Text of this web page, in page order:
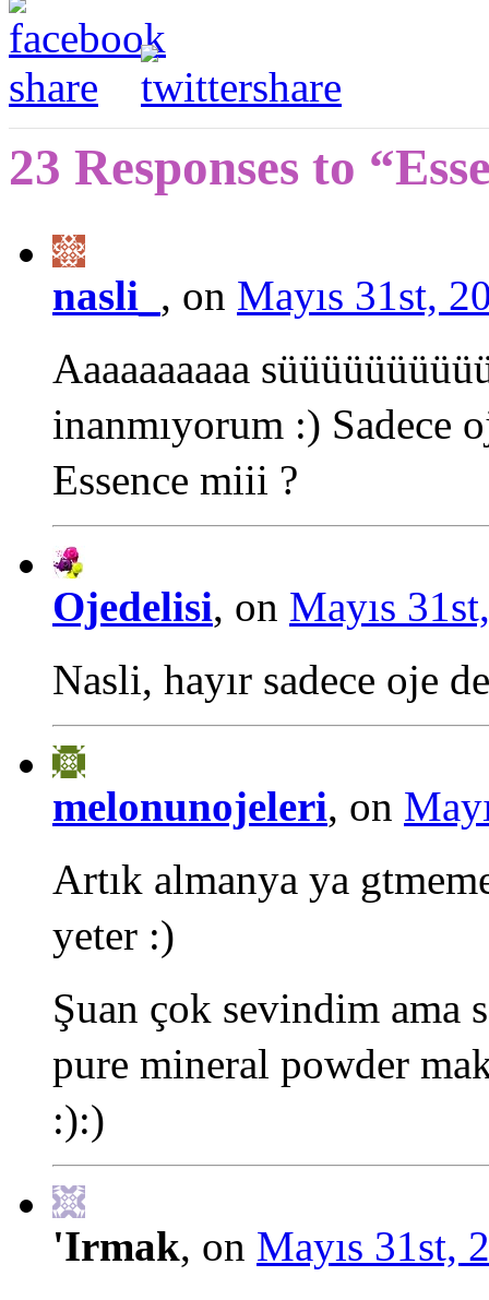
23 Responses to
nasli_ , on Mayıs 31st,
Aaaaaaaaaa
inanmıyorum :) Sadece
Essence miii ?
Ojedelisi, on Mayıs
Nasli, hayır sadece oje
melonunojeleri, on
Artık almanya ya
yeter :)
Şuan çok sevindim ama
pure mineral powder
:):)
'Irmak, on Mayıs 31st,